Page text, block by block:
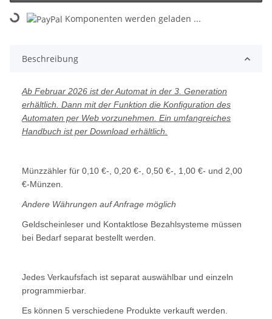
Loading... Komponenten werden geladen ...
Beschreibung
Ab Februar 2026 ist der Automat in der 3. Generation
erhältlich. Dann mit der Funktion die Konfiguration des
Automaten per Web vorzunehmen. Ein umfangreiches
Handbuch ist per Download erhältlich.
Münzzähler für 0,10 €-, 0,20 €-, 0,50 €-, 1,00 €- und 2,00
€-Münzen.
Andere Währungen auf Anfrage möglich
Geldscheinleser und Kontaktlose Bezahlsysteme müssen
bei Bedarf separat bestellt werden.
Jedes Verkaufsfach ist separat auswählbar und einzeln
programmierbar.
Es können 5 verschiedene Produkte verkauft werden.